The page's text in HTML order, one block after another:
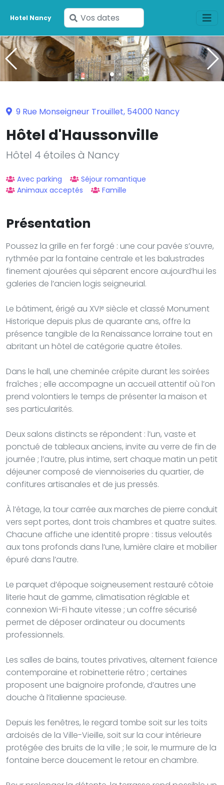
Hotel Nancy
Saisissez
vos
dates
9 Rue Monseigneur Trouillet, 54000 Nancy
Hôtel d'Haussonville
Hôtel 4 étoiles à Nancy
Avec parking
Séjour romantique
Animaux acceptés
Famille
Présentation
Poussez la grille en fer forgé : une cour pavée s’ouvre,
rythmée par la fontaine centrale et les balustrades
finement ajourées qui séparent encore aujourd’hui les
galeries de l’ancien logis seigneurial.
Le bâtiment, érigé au XVIᵉ siècle et classé Monument
Historique depuis plus de quarante ans, offre la
présence tangible de la Renaissance lorraine tout en
abritant un hôtel de catégorie quatre étoiles.
Dans le hall, une cheminée crépite durant les soirées
fraîches ; elle accompagne un accueil attentif où l’on
prend volontiers le temps de présenter la maison et
ses particularités.
Deux salons distincts se répondent : l’un, vaste et
ponctué de tableaux anciens, invite au verre de fin de
journée ; l’autre, plus intime, sert chaque matin un petit
déjeuner composé de viennoiseries du quartier, de
confitures artisanales et de jus pressés.
À l’étage, la tour carrée aux marches de pierre conduit
vers sept portes, dont trois chambres et quatre suites.
Chacune affiche une identité propre : tissus veloutés
aux tons profonds dans l’une, lumière claire et mobilier
épuré dans l’autre.
Le parquet d’époque soigneusement restauré côtoie
literie haut de gamme, climatisation réglable et
connexion Wi-Fi haute vitesse ; un coffre sécurisé
permet de déposer ordinateur ou documents
professionnels.
Les salles de bains, toutes privatives, alternent faïence
contemporaine et robinetterie rétro ; certaines
proposent une baignoire profonde, d’autres une
douche à l’italienne spacieuse.
Depuis les fenêtres, le regard tombe soit sur les toits
ardoisés de la Ville-Vieille, soit sur la cour intérieure
protégée des bruits de la ville ; le soir, le murmure de la
fontaine berce doucement le retour en chambre.